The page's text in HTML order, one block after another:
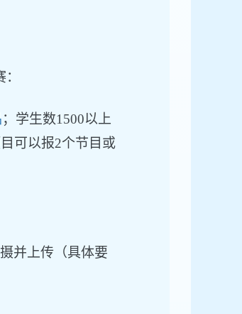
；学生数1500以上
可以报2个节目或
并上传（具体要